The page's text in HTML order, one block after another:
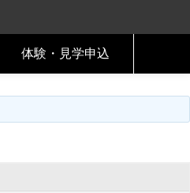
体験・見学申込